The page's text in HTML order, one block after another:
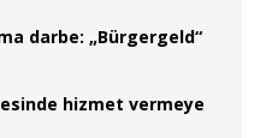
darbe: „Bürgergeld“
hizmet vermeye